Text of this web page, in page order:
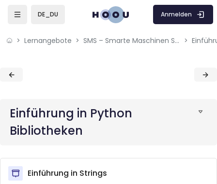
Skip to sidebar navigation menu
Skip to mobile navigation menu
DE_DU Anmelden
Lernangebote SMS – Smarte Maschinen Systeme: Daten von smarten Geräten nutzen
Blöcke
Blöcke
Einführung in Python
Bibliotheken
Einführung in Strings